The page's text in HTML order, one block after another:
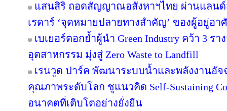
แสนสิริ ถอดสัญญาณอสังหาฯไทย ผ่านแลนด์
เรดาร์ ‘จุดหมายปลายทางสำคัญ’ ของผู้อยู่อ
เบเยอร์ตอกย้ำผู้นำ Green Industry คว้า 3 ร
อุตสาหกรรม มุ่งสู่ Zero Waste to Landfill
เรนวูด ปาร์ค พัฒนาระบบน้ำและพลังงานอั
คุณภาพระดับโลก ชูแนวคิด Self-Sustaining
อนาคตที่เติบโตอย่างยั่งยืน